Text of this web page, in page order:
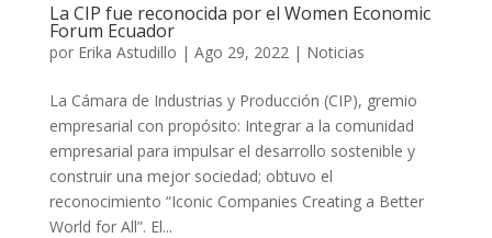
La CIP fue reconocida por el Women Economic
Forum Ecuador
por Erika Astudillo | Ago 29, 2022| Noticias
La Cámara de Industrias y Producción (CIP), gremio
empresarial con propósito: Integrar a la comunidad
empresarial para impulsar el desarrollo sostenible y
construir una mejor sociedad; obtuvo el
reconocimiento “Iconic Companies Creating a Better
World for All”. El...